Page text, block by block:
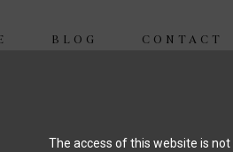
The access of this website is
BLOG CONTACT
Liquoren Elena